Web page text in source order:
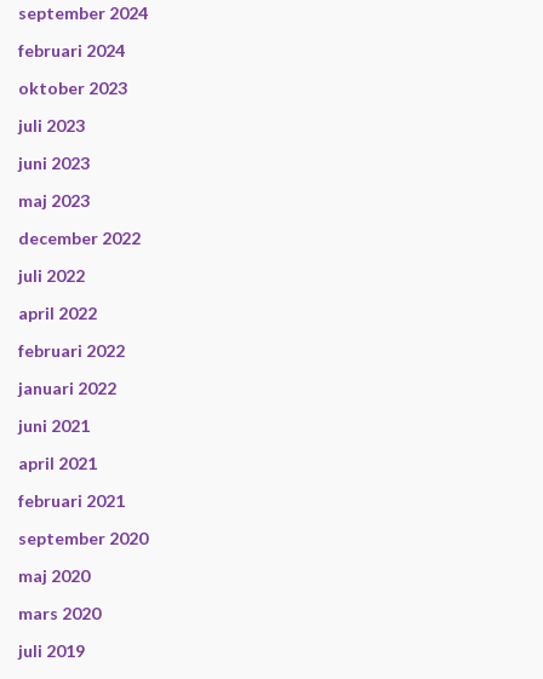
september 2024
februari 2024
oktober 2023
juli 2023
juni 2023
maj 2023
december 2022
juli 2022
april 2022
februari 2022
januari 2022
juni 2021
april 2021
februari 2021
september 2020
maj 2020
mars 2020
juli 2019